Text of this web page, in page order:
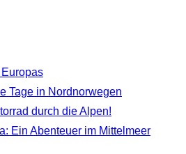
Tage in Nordnorwegen
durch die Alpen!
Ein Abenteuer im Mittelmeer